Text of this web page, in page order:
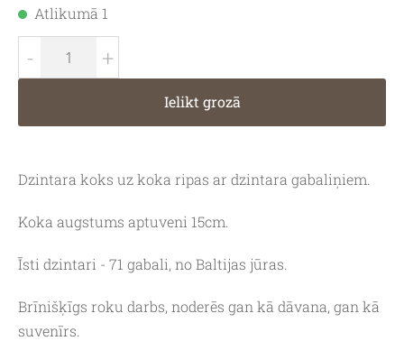
Atlikumā 1
- +
Ielikt grozā
Dzintara koks uz koka ripas ar dzintara gabaliņiem.
Koka augstums aptuveni 15cm.
Īsti dzintari - 71 gabali, no Baltijas jūras.
Brīnišķīgs roku darbs, noderēs gan kā dāvana, gan kā
suvenīrs.